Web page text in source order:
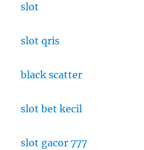
slot
slot qris
black scatter
slot bet kecil
slot gacor 777